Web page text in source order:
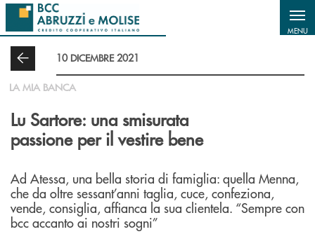
Salta al contenuto principale
MENU
10 DICEMBRE 2021
LA MIA BANCA
Lu Sartore: una smisurata
passione per il vestire bene
Ad Atessa, una bella storia di famiglia: quella Menna,
che da oltre sessant’anni taglia, cuce, confeziona,
vende, consiglia, affianca la sua clientela. “Sempre con
bcc accanto ai nostri sogni”